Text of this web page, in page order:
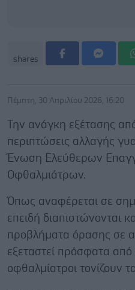
shares
Πέμπτη, 30 Απριλίου 2026, 16:20
Την ανάγκη εξέτασης
περιπτώσεις αλλαγής
Ένωση Ελεύθερων
Οφθαλμιάτρων.
Όπως αναφέρεται σε
επειδή διαπιστώνονται
προβλήματα όρασης σε
εξεταστεί πρόσφατα από
οφθαλμίατροι τονίζουν